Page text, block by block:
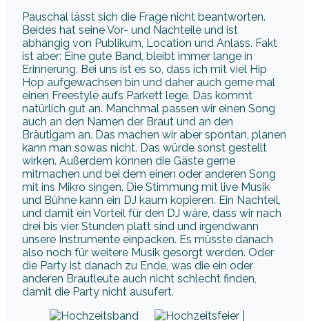
Pauschal lässt sich die Frage nicht beantworten.
Beides hat seine Vor- und Nachteile und ist
abhängig von Publikum, Location und Anlass. Fakt
ist aber: Eine gute Band, bleibt immer lange in
Erinnerung. Bei uns ist es so, dass ich mit viel Hip
Hop aufgewachsen bin und daher auch gerne mal
einen Freestyle aufs Parkett lege. Das kommt
natürlich gut an. Manchmal passen wir einen Song
auch an den Namen der Braut und an den
Bräutigam an. Das machen wir aber spontan, planen
kann man sowas nicht. Das würde sonst gestellt
wirken. Außerdem können die Gäste gerne
mitmachen und bei dem einen oder anderen Song
mit ins Mikro singen. Die Stimmung mit live Musik
und Bühne kann ein DJ kaum kopieren. Ein Nachteil,
und damit ein Vorteil für den DJ wäre, dass wir nach
drei bis vier Stunden platt sind und irgendwann
unsere Instrumente einpacken. Es müsste danach
also noch für weitere Musik gesorgt werden. Oder
die Party ist danach zu Ende, was die ein oder
anderen Brautleute auch nicht schlecht finden,
damit die Party nicht ausufert.